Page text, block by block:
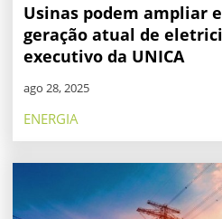
Usinas podem ampliar
geração atual de
executivo da UNICA
ago 28, 2025
ENERGIA